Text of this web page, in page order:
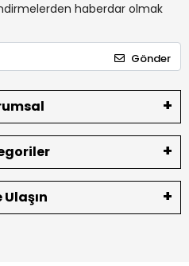
haberdar olmak
Gönder
Ulaşın